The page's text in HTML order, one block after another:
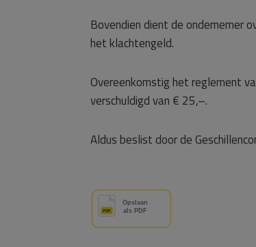
Bovendien dient de ondernemer
het klachtengeld.
Overeenkomstig het reglement
verschuldigd van € 25,–.
Aldus beslist door de